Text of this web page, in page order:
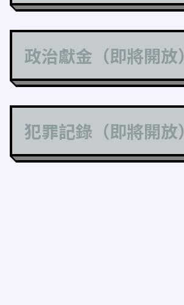
政治獻金（即將開放）
犯罪記錄（即將開放）